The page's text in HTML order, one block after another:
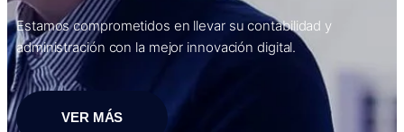
Estamos comprometidos en llevar su contabilidad y
administración con la mejor innovación digital.
VER MÁS